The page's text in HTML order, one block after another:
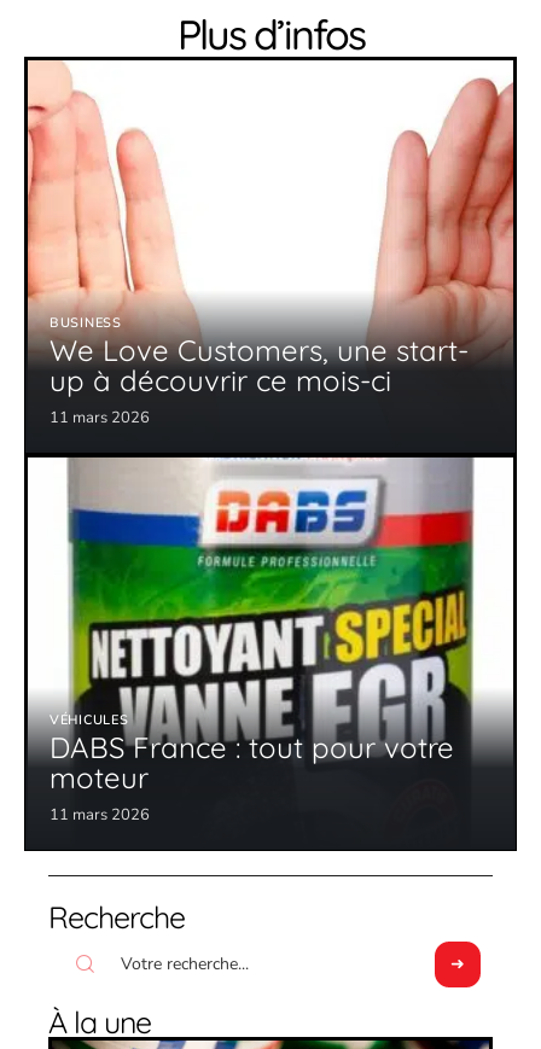
Plus d’infos
BUSINESS
We Love Customers, une start-
up à découvrir ce mois-ci
11 mars 2026
VÉHICULES
DABS France : tout pour votre
moteur
11 mars 2026
Recherche
À la une